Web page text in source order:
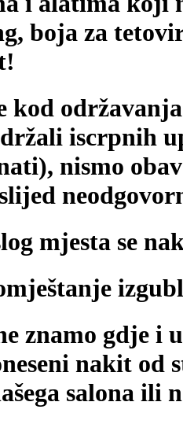
boja za
kod
iscrpnih
nismo
mjesta se
znamo gdje
nakit od
salona ili